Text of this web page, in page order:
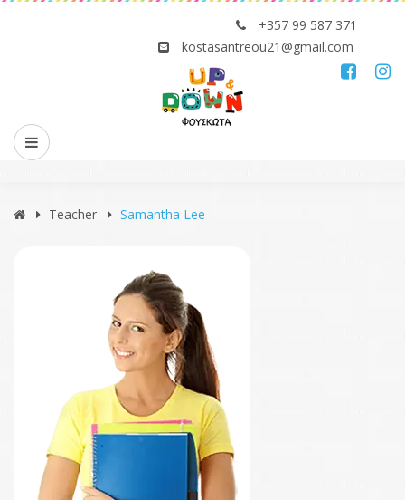
+357 99 587 371
kostasantreou21@gmail.com
Teacher Samantha Lee